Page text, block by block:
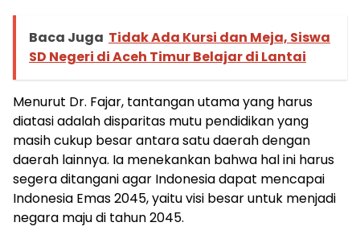
Baca Juga Tidak Ada Kursi dan Meja, Siswa
SD Negeri di Aceh Timur Belajar di Lantai
Menurut Dr. Fajar, tantangan utama yang harus
diatasi adalah disparitas mutu pendidikan yang
masih cukup besar antara satu daerah dengan
daerah lainnya. Ia menekankan bahwa hal ini harus
segera ditangani agar Indonesia dapat mencapai
Indonesia Emas 2045, yaitu visi besar untuk menjadi
negara maju di tahun 2045.